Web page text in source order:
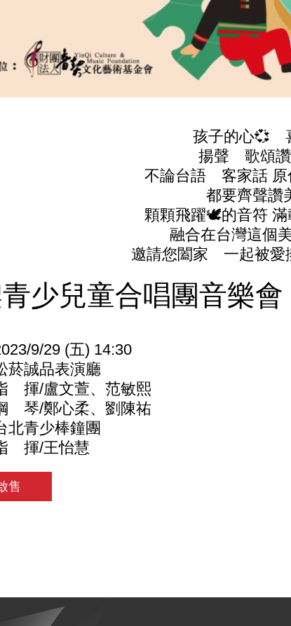
孩子的心💞
揚聲 歌頌讚
不論台語 客家話
都要齊聲讚
顆顆飛躍🕊的音符
融合在台灣這個
邀請您闔家 一起被
少兒童合唱團音樂會
9/29 (五) 14:30
菸誠品表演廳
揮/盧文萱、范敏熙
心柔、劉陳祐
北青少棒鐘團
/王怡慧
售